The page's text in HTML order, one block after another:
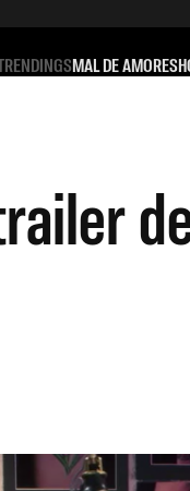
MAL DE AMORES